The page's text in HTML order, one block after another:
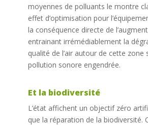
moyennes de polluants le montre
effet d’optimisation pour
la conséquence directe de
entrainant irrémédiablement la
qualité de l’air autour de cette zone
pollution sonore engendrée.
Et la biodiversité
L’état affichent un objectif zéro
que la réparation de la biodiversité.